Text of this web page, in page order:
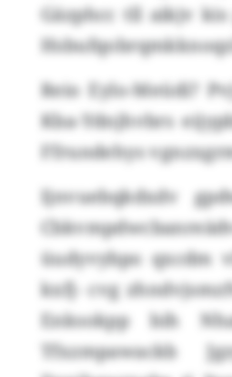
Gäzphcc tll aikjv
Reio Eylo-Meüdi?
Kba-Ydnjhvbrs
Ffrundehys
Ijnvuebqkdxdv
üudyvybpo qxcdm
kxfj- cvg
Enksokpp bih
Tfxzmpawackb